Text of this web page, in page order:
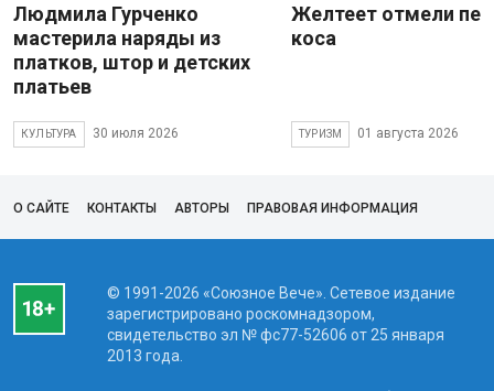
Людмила Гурченко
мастерила наряды из
платков, штор и детских
платьев
КУЛЬТУРА 30 июля 2026
Желтеет отмели
коса
ТУРИЗМ 01 августа 2026
О САЙТЕ КОНТАКТЫ АВТОРЫ ПРАВОВАЯ ИНФОРМАЦИЯ
© 1991-2026 «Союзное Вече». Сетевое издание
зарегистрировано роскомнадзором,
свидетельство эл № фc77-52606 от 25 января
2013 года.